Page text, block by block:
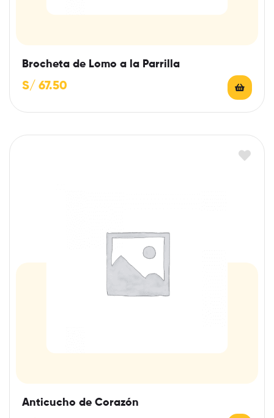
Brocheta de Lomo a la Parrilla
S/ 67.50
Anticucho de Corazón